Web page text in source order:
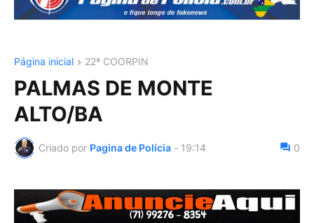
Página inicial 22ª COORPIN
PALMAS DE MONTE
ALTO/BA
Criado por Pagina de Polícia - 19:14 0